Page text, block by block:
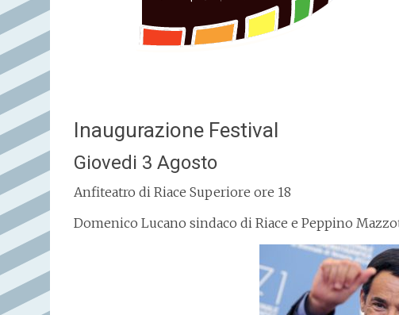
Inaugurazione Festival
Giovedi 3 Agosto
Anfiteatro di Riace Superiore ore 18
Domenico Lucano sindaco di Riace e Peppino